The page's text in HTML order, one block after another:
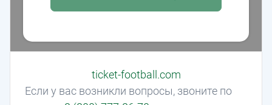
Если у вас возникли вопросы, звоните по
ticket-football.com